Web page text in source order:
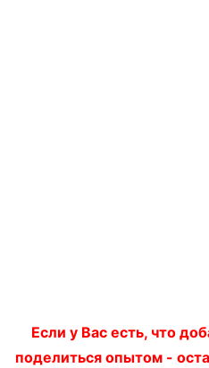
Если у Вас есть, что
поделиться опытом -